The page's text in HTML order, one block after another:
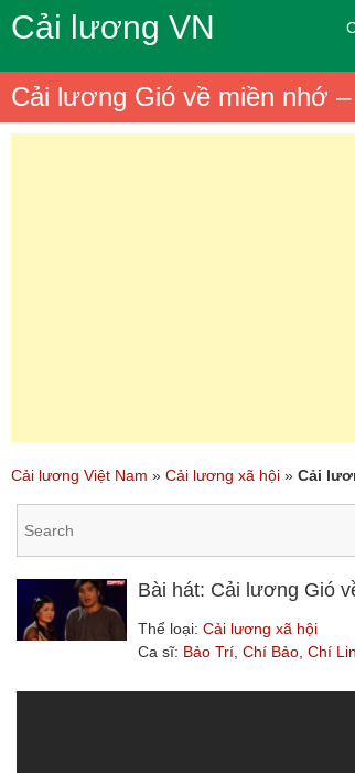
Cải lương VN
Cải lương Gió về miền nhớ
Cải lương Việt Nam » Cải lương xã hội » Cải
Bài hát: Cải lương Gió
Thể loại:Cải lương xã hội
Ca sĩ: Bảo Trí ,Chí Bảo ,Chí